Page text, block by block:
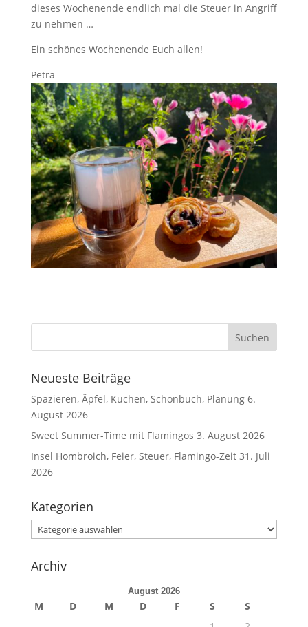
dieses Wochenende endlich mal die Steuer in Angriff
zu nehmen …
Ein schönes Wochenende Euch allen!
Petra
Neueste Beiträge
Spazieren, Äpfel, Kuchen, Schönbuch, Planung 6.
August 2026
Sweet Summer-Time mit Flamingos 3. August 2026
Insel Hombroich, Feier, Steuer, Flamingo-Zeit 31. Juli
2026
Kategorien
Kategorien
Archiv
August 2026
M D M D F S
S